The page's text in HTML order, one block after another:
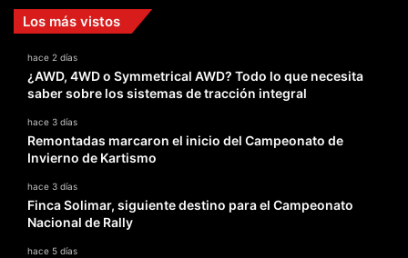
Los más vistos
hace 2 días
¿AWD, 4WD o Symmetrical AWD? Todo lo que necesita
saber sobre los sistemas de tracción integral
hace 3 días
Remontadas marcaron el inicio del Campeonato de
Invierno de Kartismo
hace 3 días
Finca Solimar, siguiente destino para el Campeonato
Nacional de Rally
hace 5 días